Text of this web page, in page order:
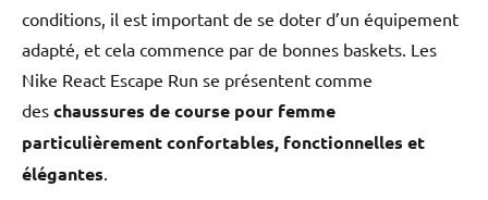
conditions, il est important de se doter d’un équipement
adapté, et cela commence par de bonnes baskets. Les
Nike React Escape Run se présentent comme
des chaussures de course pour femme
particulièrement confortables, fonctionnelles et
élégantes